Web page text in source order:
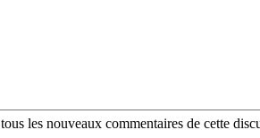
les nouveaux commentaires de cette